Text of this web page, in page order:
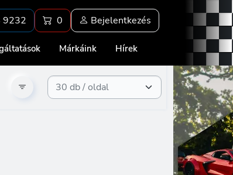
9232 0 Bejelentkezés
Márkáink Hírek